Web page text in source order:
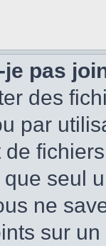
pas
des
par
de
seul
ne
sur un